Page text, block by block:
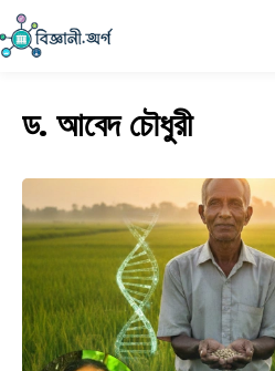
ড. আবেদ চৌধুরী